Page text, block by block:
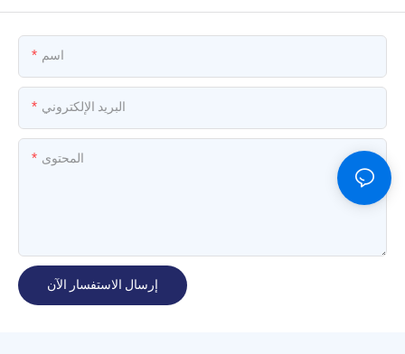
اسم
البريد الإلكتروني
المحتوى
إرسال الاستفسار الآن